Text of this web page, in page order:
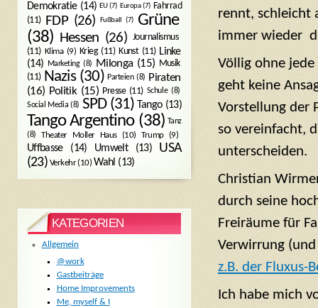
rennt, schleicht
immer wieder
Völlig ohne jede
geht keine
Vorstellung der
so vereinfacht,
unterscheiden.
Christian
durch seine
Freiräume für
Verwirrung
z.B. der Fluxus-
Ich habe mich
Demokratie(14) EU(7) Europa(7) Fahrrad
(11)
FDP(26) Fußball (7)
Grüne
(38) Hessen (26) Journalismus
(11) Klima(9) Krieg(11) Kunst(11) Linke
(14) Marketing(8) Milonga(15) Musik
(11) Nazis(30) Parteien(8) Piraten
(16) Politik(15) Presse(11) Schule(8)
Social Media (8) SPD(31) Tango(13)
Tango Argentino(38) Tanz
(8)
Theater Moller Haus(10) Trump(9)
Uffbasse(14) Umwelt(13)
USA
(23) Verkehr(10) Wahl (13)
KATEGORIEN
Allgemein
@work
Gastbeiträge
Home Improvements
Me, myself & I